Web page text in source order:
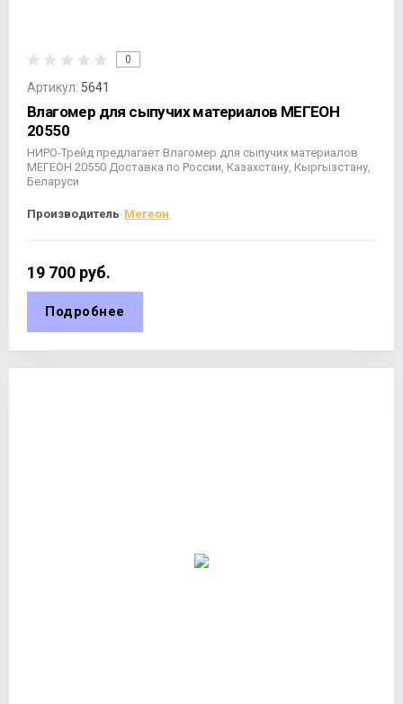
0
Артикул: 5641
Влагомер для сыпучих материалов МЕГЕОН
20550
НИРО-Трейд предлагает Влагомер для сыпучих материалов
МЕГЕОН 20550 Доставка по России, Казахстану, Кыргызстану,
Беларуси
Производитель Мегеон
19 700 руб.
Подробнее